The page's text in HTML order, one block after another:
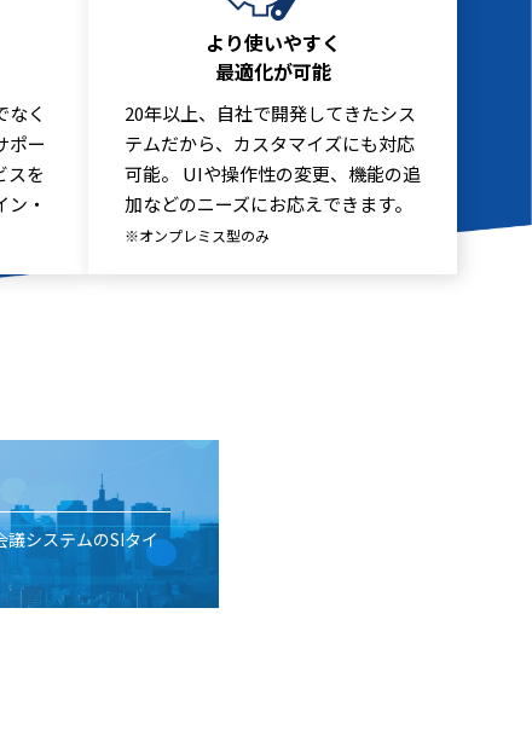
なく
ポー
スを
・
より使いやすく
最適化が可能
20年以上、自社で開発してきたシス
テムだから、カスタマイズにも対応
可能。 UIや操作性の変更、機能の追
加などのニーズにお応えできます。
※オンプレミス型のみ
議システムのSIタイ